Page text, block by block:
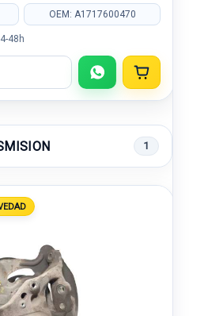
OEM: A1717600470
48h
1